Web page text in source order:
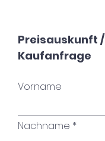
Preisauskunft /
Kaufanfrage
Vorname
Nachname